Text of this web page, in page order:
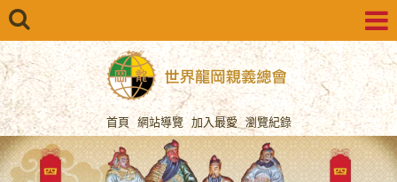
首頁 網站導覽 加入最愛 瀏覽紀錄